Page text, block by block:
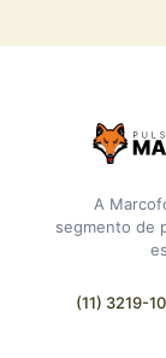
A
segmento de
(11) 3219-